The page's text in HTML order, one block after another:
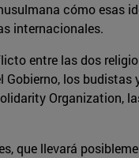
cómo esas
internacionales.
entre las dos
los
Organization,
que llevará